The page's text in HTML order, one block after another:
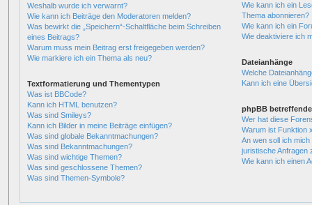
Weshalb wurde ich verwarnt?
Wie kann ich Beiträge den Moderatoren melden?
Was bewirkt die „Speichern“-Schaltfläche beim Schreiben
eines Beitrags?
Warum muss mein Beitrag erst freigegeben werden?
Wie markiere ich ein Thema als neu?
Textformatierung und Thementypen
Was ist BBCode?
Kann ich HTML benutzen?
Was sind Smileys?
Kann ich Bilder in meine Beiträge einfügen?
Was sind globale Bekanntmachungen?
Was sind Bekanntmachungen?
Was sind wichtige Themen?
Was sind geschlossene Themen?
Was sind Themen-Symbole?
Wie kann ich ein
Thema abonnieren?
Wie kann ich ein
Wie deaktiviere ich
Dateianhänge
Welche
Kann ich eine
phpBB
Wer hat diese
Warum ist Funktion
An wen soll ich
juristische Anfragen
Wie kann ich einen